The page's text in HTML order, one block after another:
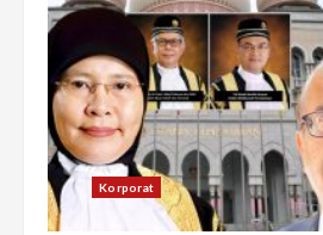
Korporat